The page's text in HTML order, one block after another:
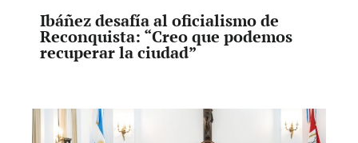
Ibáñez desafía al oficialismo de
Reconquista: “Creo que podemos
recuperar la ciudad”